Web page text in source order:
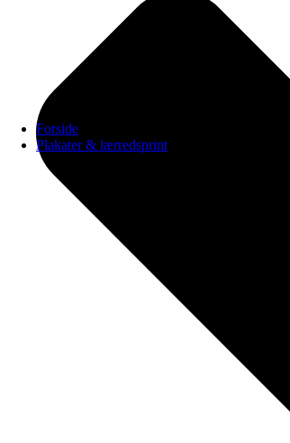
Forside
Plakater & lærredsprint